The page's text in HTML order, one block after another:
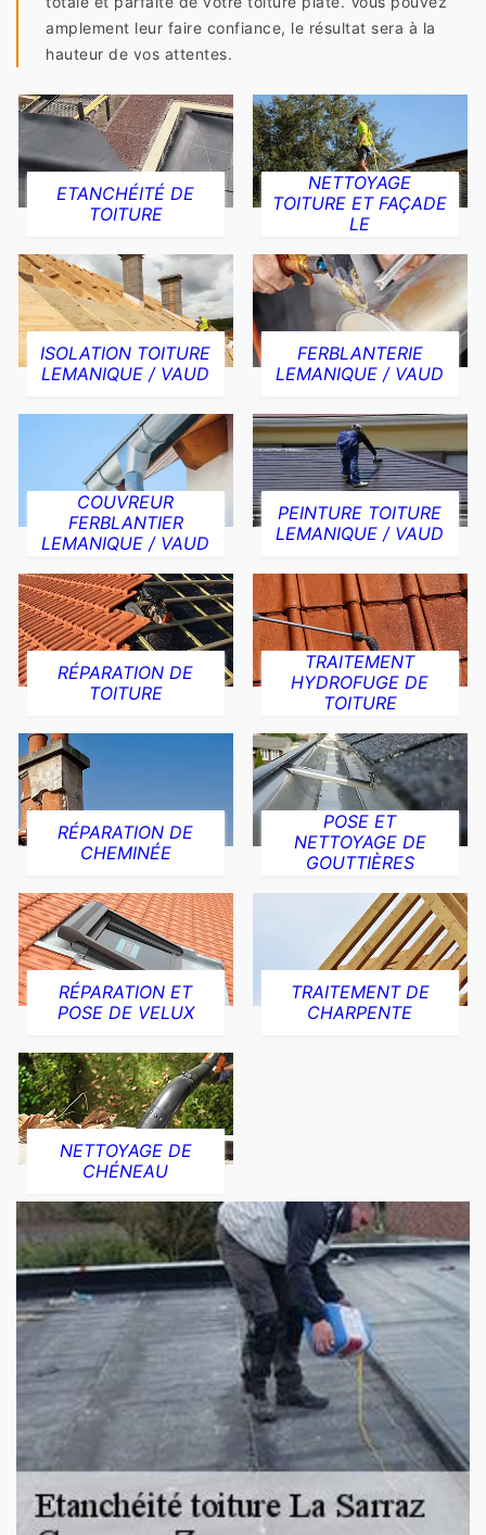
amplement leur faire confiance, le résultat sera à la
hauteur de vos attentes.
ETANCHÉITÉ DE
TOITURE
NETTOYAGE
TOITURE ET FAÇADE
LE
ISOLATION TOITURE
LEMANIQUE / VAUD
FERBLANTERIE
LEMANIQUE / VAUD
COUVREUR
FERBLANTIER
LEMANIQUE / VAUD
PEINTURE TOITURE
LEMANIQUE / VAUD
RÉPARATION DE
TOITURE
TRAITEMENT
HYDROFUGE DE
TOITURE
RÉPARATION DE
CHEMINÉE
POSE ET
NETTOYAGE DE
GOUTTIÈRES
RÉPARATION ET
POSE DE VELUX
TRAITEMENT DE
CHARPENTE
NETTOYAGE DE
CHÉNEAU